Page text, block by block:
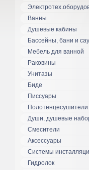
Ванны
Душевые кабины
Бассейны, бани и
Мебель для ванной
Раковины
Унитазы
Биде
Писсуары
Полотенцесушители
Души, душевые
Смесители
Аксессуары
Системы
Гидролок